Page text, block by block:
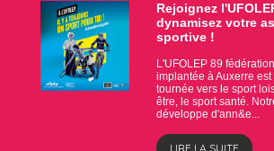
Rejoignez
dynamisez votre
sportive !
L'UFOLEP 89
implantée à Auxerre
tournée vers le sport
être, le sport santé.
développe d'ann&e...
LIRE LA SUITE